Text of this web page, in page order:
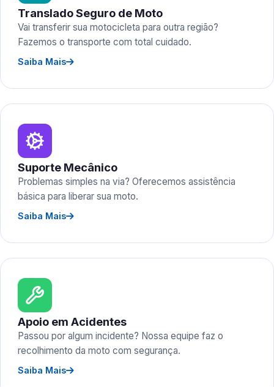
Translado Seguro de Moto
Vai transferir sua motocicleta para outra região?
Fazemos o transporte com total cuidado.
Saiba Mais
Suporte Mecânico
Problemas simples na via? Oferecemos assistência
básica para liberar sua moto.
Saiba Mais
Apoio em Acidentes
Passou por algum incidente? Nossa equipe faz o
recolhimento da moto com segurança.
Saiba Mais